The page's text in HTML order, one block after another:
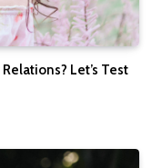
Let’s Test